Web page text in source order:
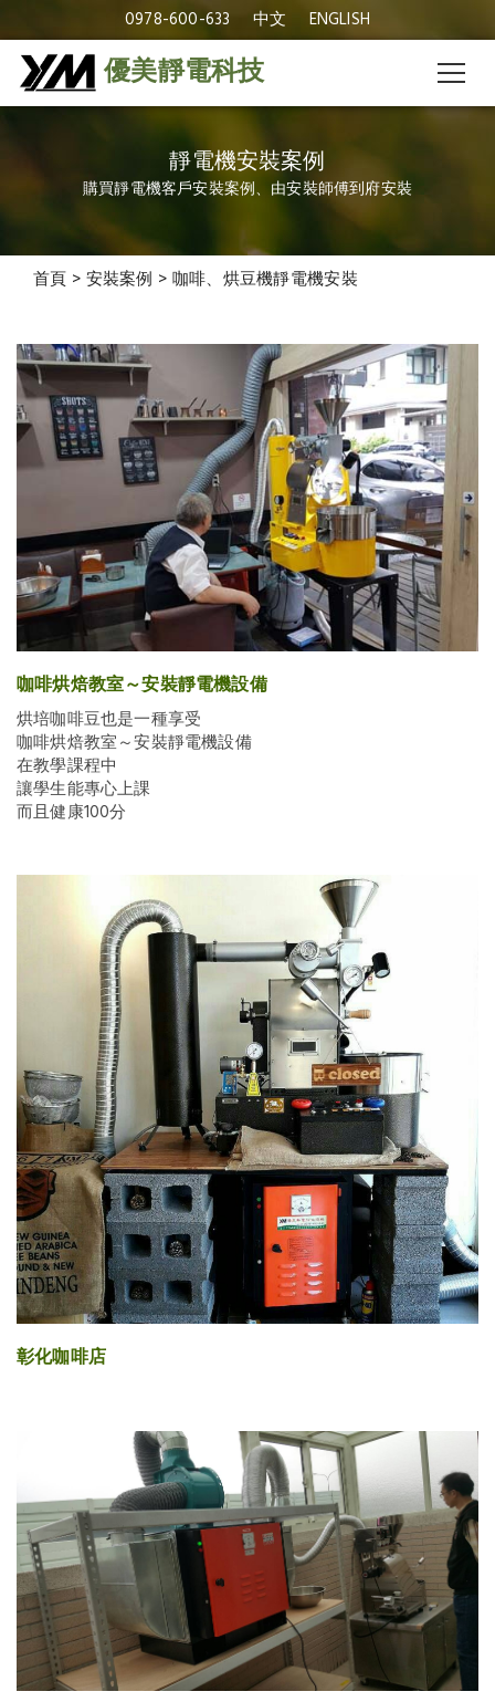
0978-600-633 中文 ENGLISH
優美靜電科技
靜電機安裝案例
購買靜電機客戶安裝案例、由安裝師傅到府安裝
安裝案例
首頁 > 安裝案例 > 咖啡、烘豆機靜電機安裝
咖啡烘焙教室～安裝靜電機設備
烘培咖啡豆也是一種享受
咖啡烘焙教室～安裝靜電機設備
在教學課程中
讓學生能專心上課
而且健康100分
彰化咖啡店